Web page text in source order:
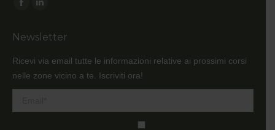
opens
in
new
window
opens
in
new
window
Newsletter
Ricevi via email tutte le informazioni relative ai prossimi corsi
nelle zone vicino a te. Iscriviti ora!